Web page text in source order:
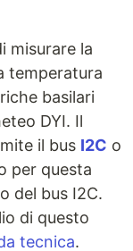
misurare la
temperatura
basilari
DYI. Il
il bus I2C o
per questa
del bus I2C.
di questo
tecnica.